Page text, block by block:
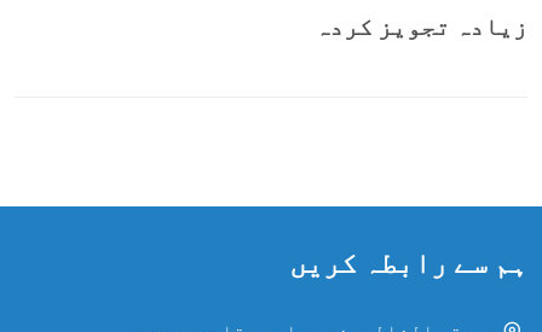
زیادہ تجویز کردہ
ہم سے رابطہ کریں